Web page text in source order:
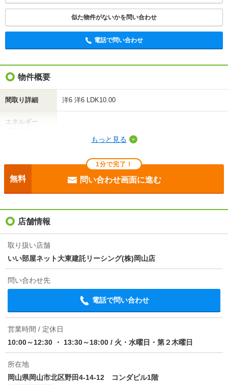
似た物件がないかを問い合わせ
電話で問い合わせ
物件概要
間取り詳細 洋6 洋6 LDK10.00
エネルギー
目安光熱費
入居
損保 要
保証会社
次回更新予定日 2026/08/21
もっと見る
1分で完了！
無料 問い合わせ画面に進む
店舗情報
取り扱い店舗
いい部屋ネット大東建託リーシング(株)岡山店
問い合わせ先
電話で問い合わせ
営業時間 / 定休日
10:00～12:30 ・ 13:30～18:00 / 火・水曜日・第２木曜日
所在地
岡山県岡山市北区野田4-14-12 コンダビル1階